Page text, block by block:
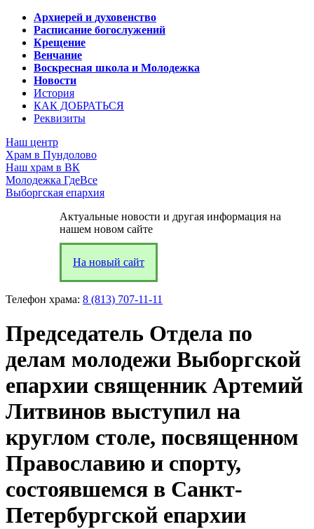
Архиерей и духовенство
Расписание богослужений
Крещение
Венчание
Воскресная школа и Молодежка
Новости
История
КАК ДОБРАТЬСЯ
Реквизиты
Наш центр
Храм в Пундолово
Наш храм в ВК
Молодежка ГдеВсе
Выборгская епархия
Актуальные новости и другая информация на
нашем новом сайте
На новый сайт
Телефон храма: 8 (813) 707-11-11
Председатель Отдела по
делам молодежи Выборгской
епархии священник Артемий
Литвинов выступил на
круглом столе, посвященном
Православию и спорту,
состоявшемся в Санкт-
Петербургской епархии